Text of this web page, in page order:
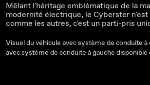
Mêlant l'héritage emblématique de la
modernité électrique, le Cyberster n'est
comme les autres, c'est un parti-pris
Visuel du véhicule avec système de conduite
avec système de conduite à gauche disponible